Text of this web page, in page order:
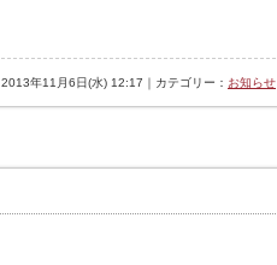
2013年11月6日(水) 12:17｜カテゴリー： お知らせ